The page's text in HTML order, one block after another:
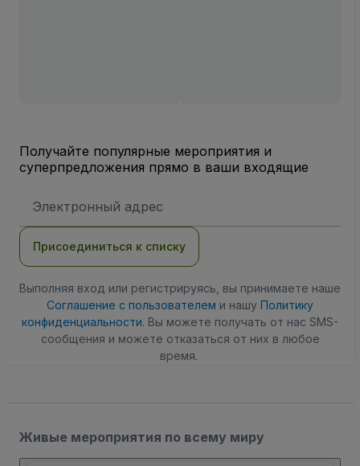
Получайте популярные мероприятия и
суперпредложения прямо в ваши входящие
электронной
Присоединиться к списку
Выполняя вход или регистрируясь, вы принимаете наше
Соглашение с пользователем и нашу Политику
конфиденциальности. Вы можете получать от нас SMS-
сообщения и можете отказаться от них в любое
время.
Живые мероприятия по всему миру